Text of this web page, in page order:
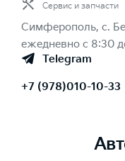
Сервис и запчасти
Симферополь, с.
ежедневно с 8:30
Telegram
+7 (978)010-10-33